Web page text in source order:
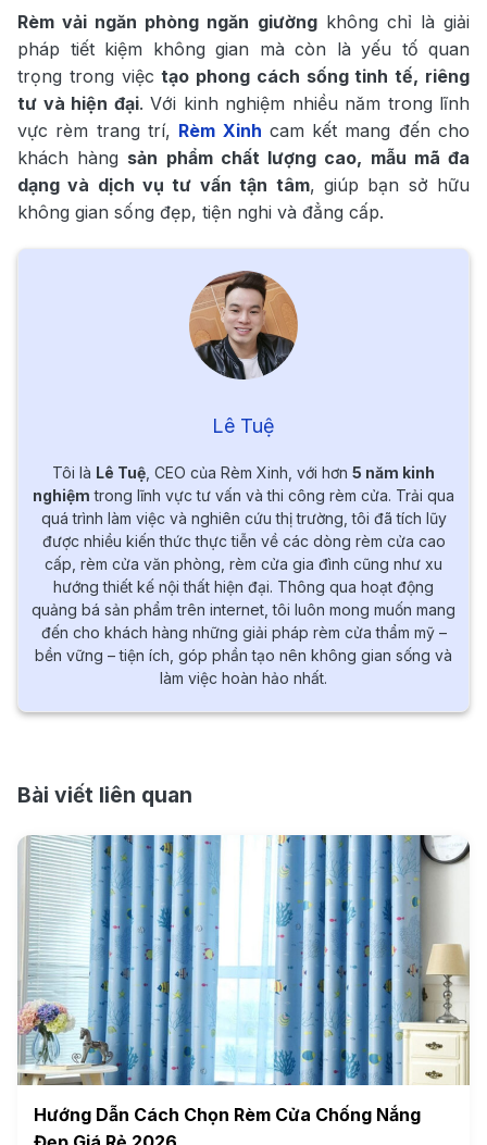
Rèm vải ngăn phòng ngăn giườngkhông chỉ là giải
pháp tiết kiệm không gian mà còn là yếu tố quan
trọng trong việctạo phong cách sống tinh tế, riêng
tư và hiện đại. Với kinh nghiệm nhiều năm trong lĩnh
vực rèm trang trí, Rèm Xinh cam kết mang đến cho
khách hàng sản phẩm chất lượng cao, mẫu mã đa
dạng và dịch vụ tư vấn tận tâm, giúp bạn sở hữu
không gian sống đẹp, tiện nghi và đẳng cấp.
Lê Tuệ
Tôi là Lê Tuệ, CEO của Rèm Xinh, với hơn 5 năm kinh
nghiệm trong lĩnh vực tư vấn và thi công rèm cửa. Trải qua
quá trình làm việc và nghiên cứu thị trường, tôi đã tích lũy
được nhiều kiến thức thực tiễn về các dòng rèm cửa cao
cấp, rèm cửa văn phòng, rèm cửa gia đình cũng như xu
hướng thiết kế nội thất hiện đại. Thông qua hoạt động
quảng bá sản phẩm trên internet, tôi luôn mong muốn mang
đến cho khách hàng những giải pháp rèm cửa thẩm mỹ –
bền vững – tiện ích, góp phần tạo nên không gian sống và
làm việc hoàn hảo nhất.
Bài viết liên quan
Hướng Dẫn Cách Chọn Rèm Cửa Chống Nắng